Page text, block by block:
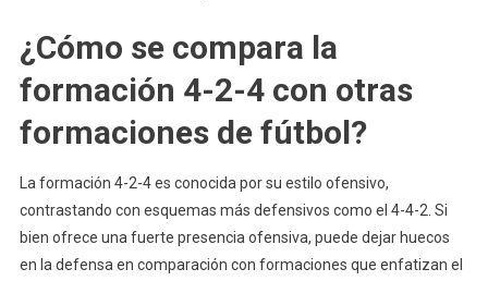
¿Cómo se compara la
formación 4-2-4 con otras
formaciones de fútbol?
La formación 4-2-4 es conocida por su estilo ofensivo,
contrastando con esquemas más defensivos como el 4-4-2. Si
bien ofrece una fuerte presencia ofensiva, puede dejar huecos
en la defensa en comparación con formaciones que enfatizan el